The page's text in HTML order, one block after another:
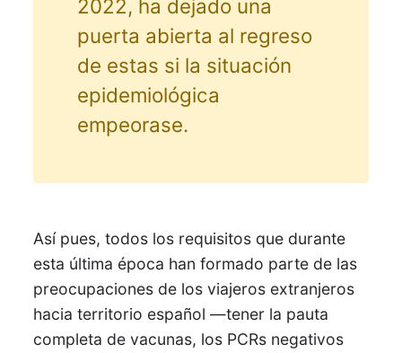
2022, ha dejado una
puerta abierta al regreso
de estas si la situación
epidemiológica
empeorase.
Así pues, todos los requisitos que durante
esta última época han formado parte de las
preocupaciones de los viajeros extranjeros
hacia territorio español —tener la pauta
completa de vacunas, los PCRs negativos